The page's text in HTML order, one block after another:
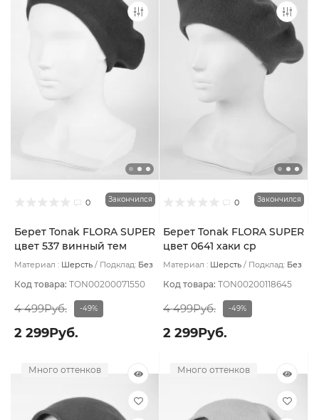
0 Закончился
Берет Tonak FLORA SUPER
цвет 537 винный тем
Материал : Шерсть Подклад: Без
Код товара: TON00200071550
4 499Руб. -49%
2 299Руб.
0 Закончился
Берет Tonak FLORA SUPER
цвет 0641 хаки ср
Материал : Шерсть Подклад: Без
Код товара: TON00200118645
4 499Руб. -49%
2 299Руб.
Много оттенков Много оттенков